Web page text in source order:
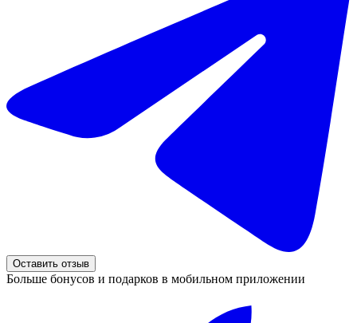
Оставить отзыв
Больше бонусов и подарков в мобильном приложении